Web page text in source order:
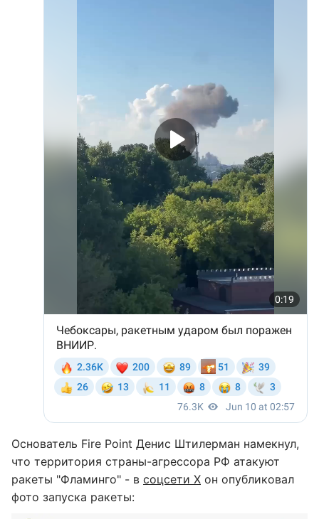
Основатель Fire Point Денис Штилерман намекнул,
что территория страны-агрессора РФ атакуют
ракеты "Фламинго" - в соцсети Х он опубликовал
фото запуска ракеты: